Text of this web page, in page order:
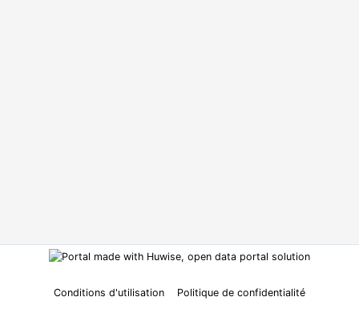
Conditions d'utilisation Politique de confidentialité